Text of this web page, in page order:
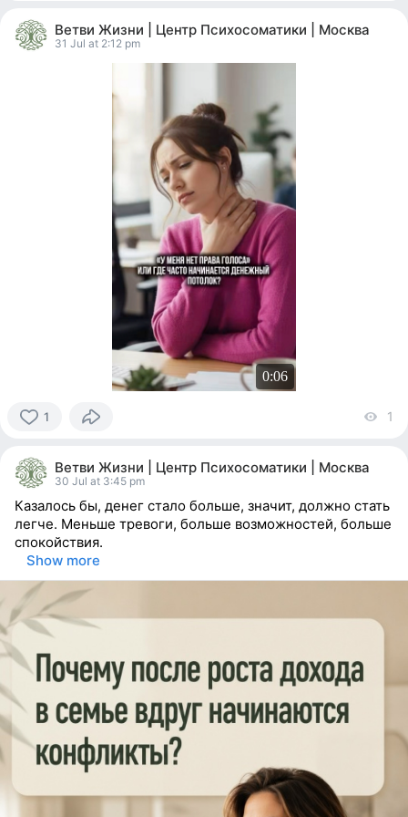
people
reacted Ветви Жизни | Центр Психосоматики | Москва
31 Jul at 2:12 pm
0:06
1
person
reacted
1
Ветви Жизни | Центр Психосоматики | Москва
30 Jul at 3:45 pm
Казалось бы, денег стало больше, значит, должно стать
легче. Меньше тревоги, больше возможностей, больше
спокойствия.
Show more